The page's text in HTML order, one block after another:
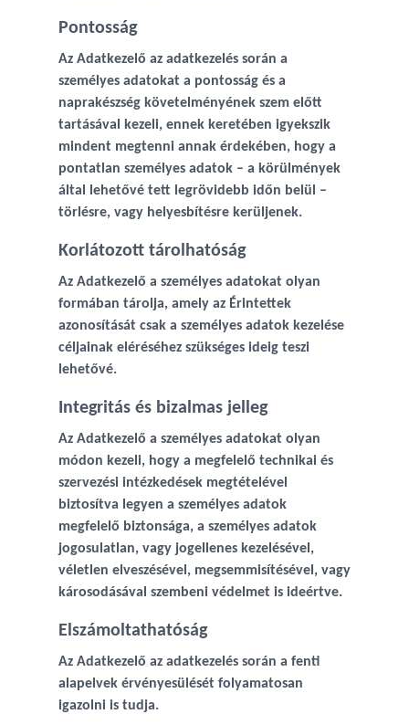
Pontosság
Az Adatkezelő az adatkezelés során a
személyes adatokat a pontosság és a
naprakészség követelményének szem előtt
tartásával kezeli, ennek keretében igyekszik
mindent megtenni annak érdekében, hogy a
pontatlan személyes adatok – a körülmények
által lehetővé tett legrövidebb időn belül –
törlésre, vagy helyesbítésre kerüljenek.
Korlátozott tárolhatóság
Az Adatkezelő a személyes adatokat olyan
formában tárolja, amely az Érintettek
azonosítását csak a személyes adatok kezelése
céljainak eléréséhez szükséges ideig teszi
lehetővé.
Integritás és bizalmas jelleg
Az Adatkezelő a személyes adatokat olyan
módon kezeli, hogy a megfelelő technikai és
szervezési intézkedések megtételével
biztosítva legyen a személyes adatok
megfelelő biztonsága, a személyes adatok
jogosulatlan, vagy jogellenes kezelésével,
véletlen elveszésével, megsemmisítésével, vagy
károsodásával szembeni védelmet is ideértve.
Elszámoltathatóság
Az Adatkezelő az adatkezelés során a fenti
alapelvek érvényesülését folyamatosan
igazolni is tudja.